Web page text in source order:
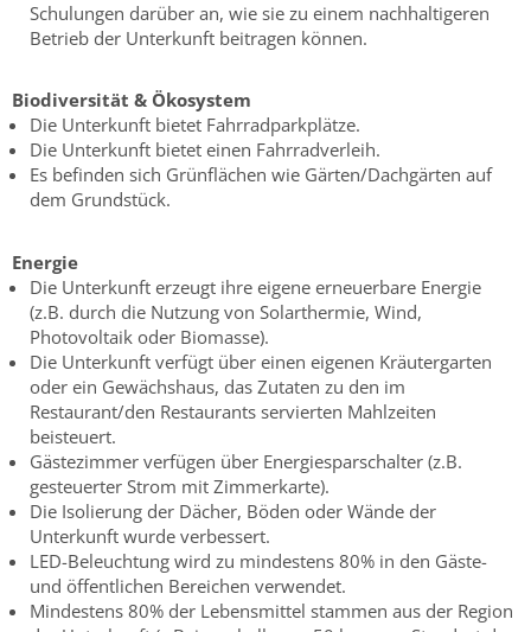
Schulungen darüber an, wie sie zu einem nachhaltigeren
Betrieb der Unterkunft beitragen können.
Biodiversität & Ökosystem
Die Unterkunft bietet Fahrradparkplätze.
Die Unterkunft bietet einen Fahrradverleih.
Es befinden sich Grünflächen wie Gärten/Dachgärten auf
dem Grundstück.
Energie
Die Unterkunft erzeugt ihre eigene erneuerbare Energie
(z.B. durch die Nutzung von Solarthermie, Wind,
Photovoltaik oder Biomasse).
Die Unterkunft verfügt über einen eigenen Kräutergarten
oder ein Gewächshaus, das Zutaten zu den im
Restaurant/den Restaurants servierten Mahlzeiten
beisteuert.
Gästezimmer verfügen über Energiesparschalter (z.B.
gesteuerter Strom mit Zimmerkarte).
Die Isolierung der Dächer, Böden oder Wände der
Unterkunft wurde verbessert.
LED-Beleuchtung wird zu mindestens 80% in den Gäste-
und öffentlichen Bereichen verwendet.
Mindestens 80% der Lebensmittel stammen aus der Region